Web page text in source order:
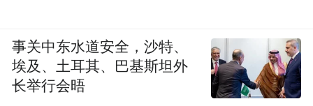
事关中东水道安全，沙特、
埃及、土耳其、巴基斯坦外
长举行会晤